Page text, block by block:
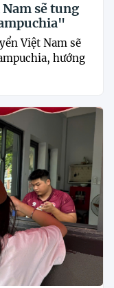
sẽ tung
Việt Nam sẽ
hướng